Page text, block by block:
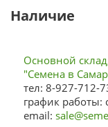
Наличие
Основной
"Семена в
тел: 8-927-712-
график работы:
email: